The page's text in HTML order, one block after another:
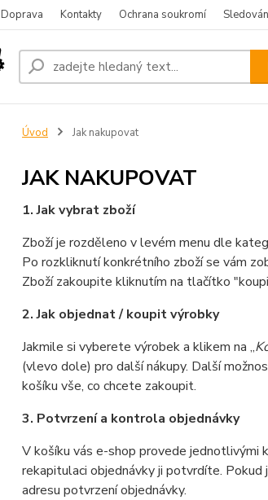
Doprava Kontakty Ochrana soukromí
Úvod Jak nakupovat
JAK NAKUPOVAT
1. Jak vybrat zboží
Zboží je rozděleno v levém menu dle
Po rozkliknutí konkrétního zboží se vám
Zboží zakoupite kliknutím na tlačítko
2. Jak objednat / koupit výrobky
Jakmile si vyberete výrobek a klikem na „
(vlevo dole) pro další nákupy. Další
košíku vše, co chcete zakoupit.
3. Potvrzení a kontrola objednávky
V košíku vás e-shop provede jednotlivými
rekapitulaci objednávky ji potvrdíte.
adresu potvrzení objednávky.